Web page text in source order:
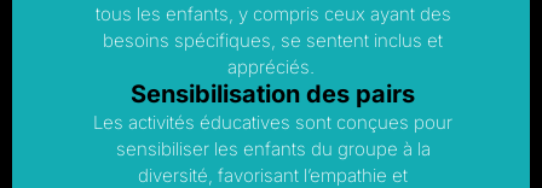
tous les enfants, y compris ceux ayant des
besoins spécifiques, se sentent inclus et
appréciés.
Sensibilisation des pairs
Les activités éducatives sont conçues pour
sensibiliser les enfants du groupe à la
diversité, favorisant l’empathie et